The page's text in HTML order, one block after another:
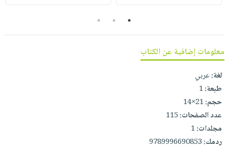
صابون
مناسبات
فيديوهات
يتكرر
طرحها
نيل
وفرات
انشر
كتابك
تواصل
نشرة
1
2
3
معلومات إضافية عن الكتاب
لغة:عربي
طبعة:1
حجم:21×14
عدد الصفحات:115
مجلدات:1
ردمك:9789996690853